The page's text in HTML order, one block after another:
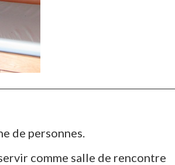
de personnes.
comme salle de rencontre